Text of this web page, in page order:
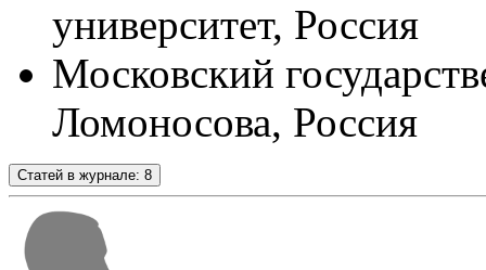
университет, Россия
Московский
Ломоносова, Россия
Статей в журнале: 8